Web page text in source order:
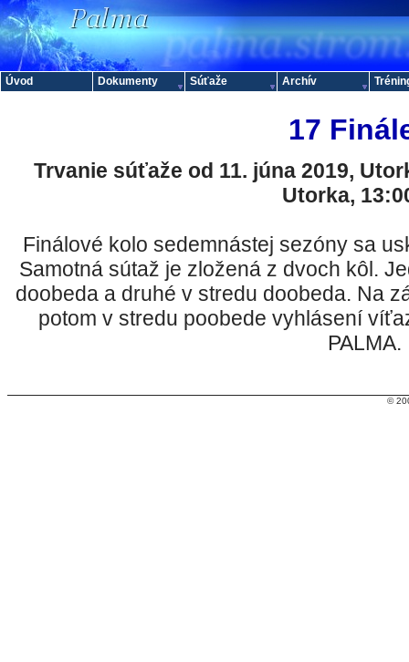
17
Trvanie súťaže od 11. júna 2019,
Utorka,
Finálové kolo sedemnástej sezóny sa
Samotná sútaž je zložená z dvoch kôl.
doobeda a druhé v stredu doobeda. Na
potom v stredu poobede vyhlásení
PALMA.
©
Úvod Dokumenty Súťaže Archív